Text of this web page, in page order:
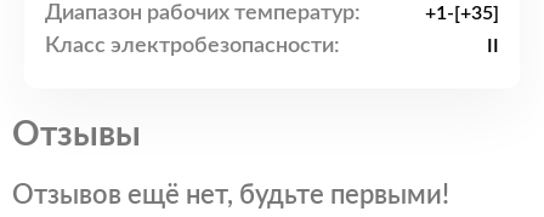
Диапазон рабочих температур: +1-[+35]
Класс электробезопасности:
Отзывы
Отзывов ещё нет, будьте первыми!